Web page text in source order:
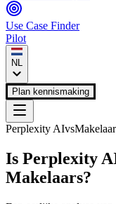
Use Case Finder
Pilot
NL
Plan kennismaking
Perplexity AIvs
Is Perplexity
Makelaars?